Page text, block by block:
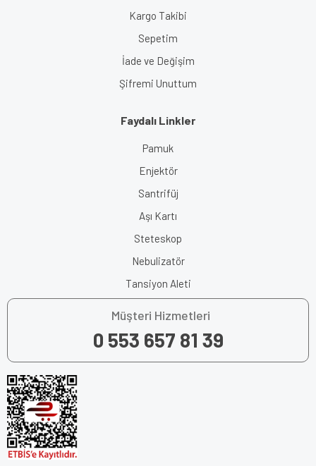
Kargo Takibi
Sepetim
İade ve Değişim
Şifremi Unuttum
Faydalı Linkler
Pamuk
Enjektör
Santrifüj
Aşı Kartı
Steteskop
Nebulizatör
Tansiyon Aleti
Müşteri Hizmetleri
0 553 657 81 39